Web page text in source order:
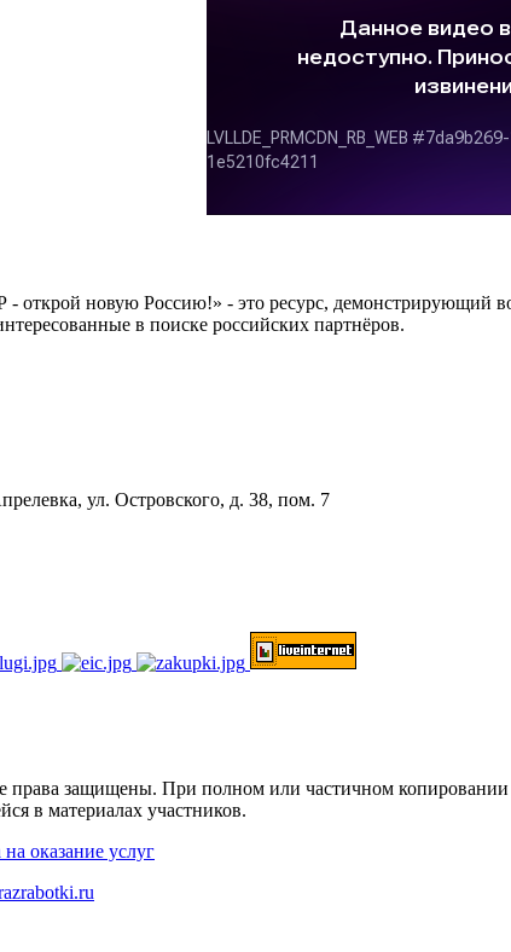
новую Россию!» - это ресурс, демонстрирующий
в поиске российских партнёров.
ул. Островского, д. 38, пом. 7
защищены. При полном или частичном копировании
в материалах участников.
оказание услуг